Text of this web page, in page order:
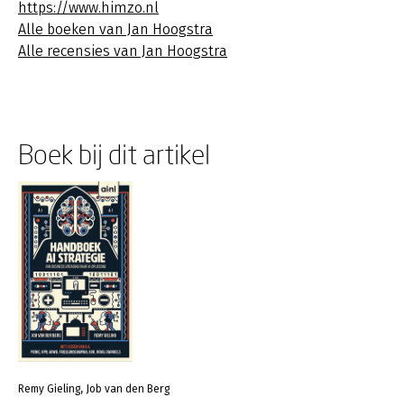
https://www.himzo.nl
Alle boeken van Jan Hoogstra
Alle recensies van Jan Hoogstra
Boek bij dit artikel
Remy Gieling, Job van den Berg